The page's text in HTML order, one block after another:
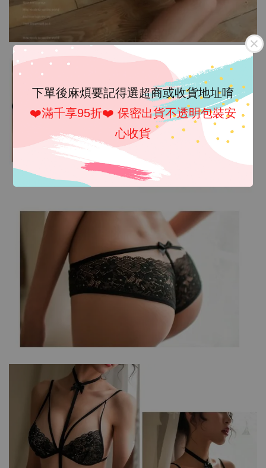
下單後麻煩要記得選超商或收貨地址唷
❤️滿千享95折❤️ 保密出貨不透明包裝安
心收貨